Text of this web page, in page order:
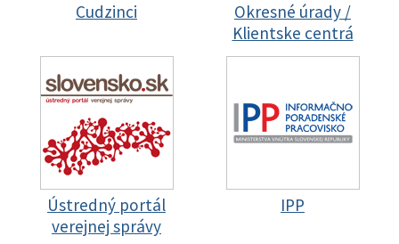
Cudzinci
Okresné úrady /
Klientske centrá
Ústredný portál
verejnej správy
IPP